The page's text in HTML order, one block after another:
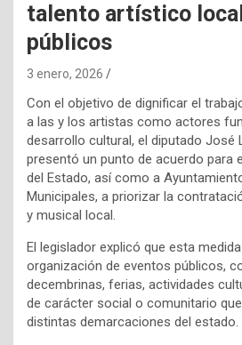
talento artístico
públicos
3 enero, 2026
Con el objetivo de dignificar el
a las y los artistas como actores
desarrollo cultural, el diputado José
presentó un punto de acuerdo para
del Estado, así como a
Municipales, a priorizar la
y musical local.
El legislador explicó que esta
organización de eventos públicos,
decembrinas, ferias, actividades
de carácter social o comunitario
distintas demarcaciones del estado.